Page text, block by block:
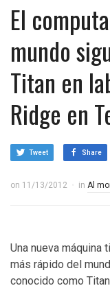
El
mundo
Titan en
Ridge en
Tweet Share
on 11/13/2012 in Al
Una nueva
más rápido del
conocido como